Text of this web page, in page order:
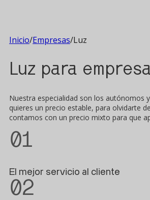
Inicio/Empresas/Luz
Luz para
Nuestra especialidad son los autónomos
quieres un precio estable, para olvidarte
contamos con un precio mixto para que
01
El mejor servicio al cliente
02